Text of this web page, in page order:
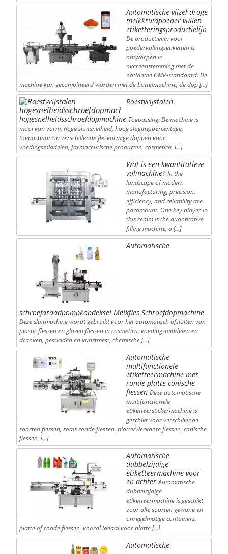
Automatische vijzel droge
melkkruidpoeder vullen
etiketteringsproductielijn
De productielijn voor
poedervullingsetiketten is
ontworpen in
overeenstemming met de
nationale GMP-standaard. De
machine kan gecombineerd worden met de bottelmachine, de dop […]
Roestvrijstalen
hogesnelheidsschroefdopmachine Toepassing: De machine is
mooi van vorm, hoge sluitsnelheid, hoog slagingspercentage,
toepasbaar op verschillende flesvormige doppen voor
voedingsmiddelen, farmaceutische producten, cosmetica, […]
Wat is een kwantitatieve
vulmachine? In the
landscape of modern
manufacturing, precision,
efficiency, and reliability are
paramount. One key player in
this realm is the quantitative
filling machine, a […]
Automatische
schroefdraadpompkopdeksel Melkfles Schroefdopmachine
Deze sluitmachine wordt gebruikt voor het automatisch afsluiten van
plastic flessen en glazen flessen in cosmetica, voedingsmiddelen en
dranken, pesticiden en kunstmest, chemische […]
Automatische
multifunctionele
etiketteermachine met
ronde platte conische
flessen Deze automatische
multifunctionele
etiketteerstickermachine is
geschikt voor verschillende
soorten flessen, zoals ronde flessen, platte/vierkante flessen, conische
flessen, […]
Automatische
dubbelzijdige
etiketteermachine voor
en achter Automatische
dubbelzijdige
etiketteermachine is geschikt
voor alle soorten gewone en
onregelmatige containers,
platte of ronde flessen, vooral ideaal voor platte […]
Automatische